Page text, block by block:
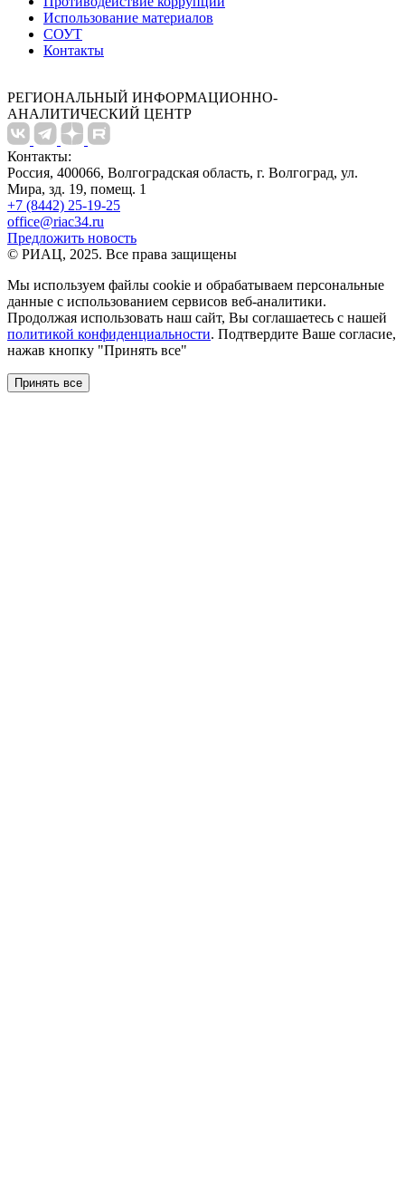
Использование материалов
СОУТ
Контакты
РЕГИОНАЛЬНЫЙ ИНФОРМАЦИОННО-
АНАЛИТИЧЕСКИЙ ЦЕНТР
Контакты:
Россия, 400066, Волгоградская область, г. Волгоград, ул.
Мира, зд. 19, помещ. 1
+7 (8442) 25-19-25
office@riac34.ru
Предложить новость
© РИАЦ, 2025. Все права защищены
Мы используем файлы сookie и обрабатываем персональные
данные с использованием сервисов веб-аналитики.
Продолжая использовать наш сайт, Вы соглашаетесь с нашей
политикой конфиденциальности. Подтвердите Ваше согласие,
нажав кнопку "Принять все"
Принять все